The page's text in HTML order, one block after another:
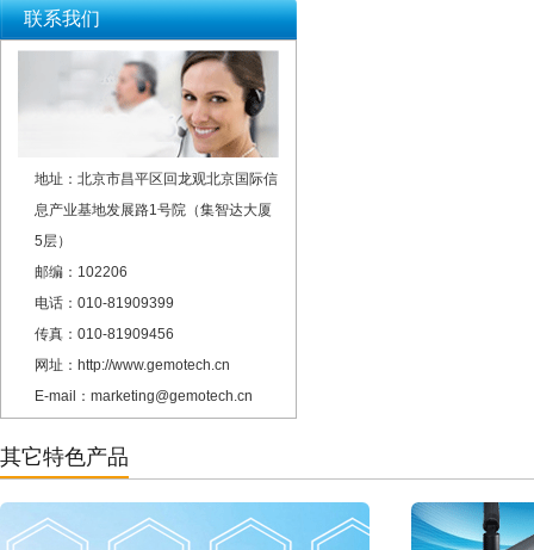
联系我们
地址：北京市昌平区回龙观北京国际信
息产业基地发展路1号院（集智达大厦
5层）
邮编：102206
电话：010-81909399
传真：010-81909456
网址：http://www.gemotech.cn
E-mail：marketing@gemotech.cn
其它特色产品